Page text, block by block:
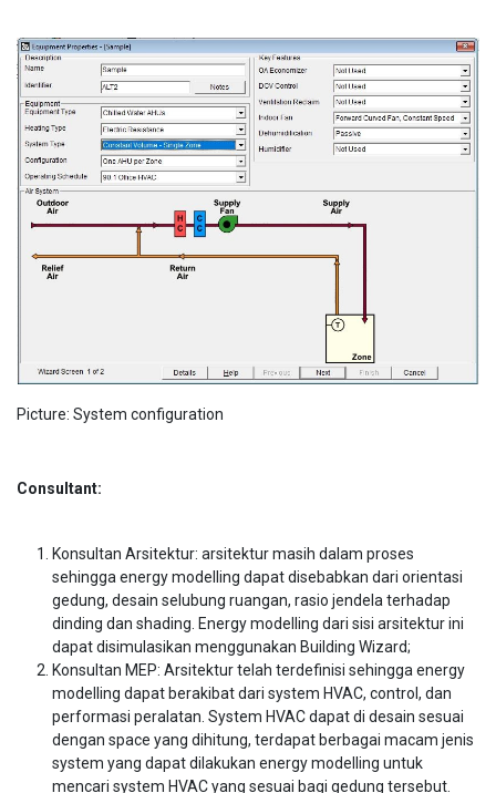
Picture: System configuration
Consultant:
Konsultan Arsitektur: arsitektur masih dalam proses
sehingga energy modelling dapat disebabkan dari orientasi
gedung, desain selubung ruangan, rasio jendela terhadap
dinding dan shading. Energy modelling dari sisi arsitektur ini
dapat disimulasikan menggunakan Building Wizard;
Konsultan MEP: Arsitektur telah terdefinisi sehingga energy
modelling dapat berakibat dari system HVAC, control, dan
performasi peralatan. System HVAC dapat di desain sesuai
dengan space yang dihitung, terdapat berbagai macam jenis
system yang dapat dilakukan energy modelling untuk
mencari system HVAC yang sesuai bagi gedung tersebut.